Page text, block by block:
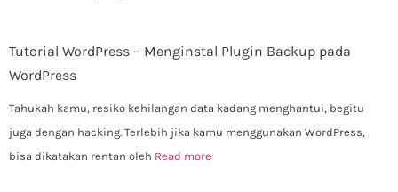
Tutorial WordPress – Menginstal Plugin Backup pada
WordPress
Tahukah kamu, resiko kehilangan data kadang menghantui, begitu
juga dengan hacking. Terlebih jika kamu menggunakan WordPress,
bisa dikatakan rentan oleh Read more